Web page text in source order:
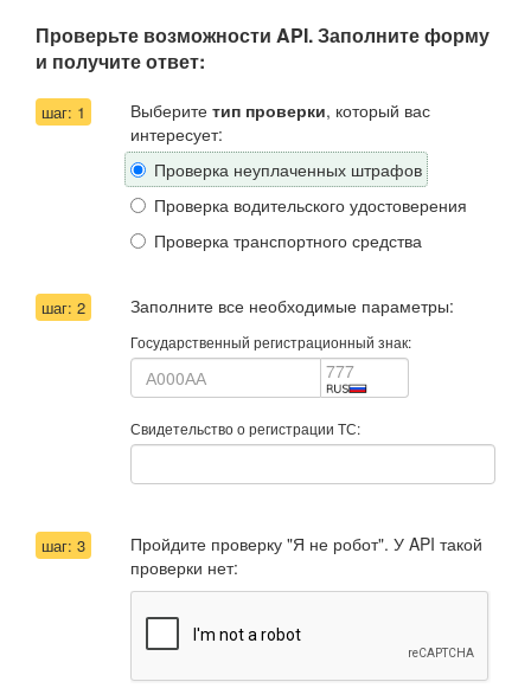
Проверьте возможности API. Заполните форму
и получите ответ:
шаг: 1 Выберите тип проверки, который вас
интересует:
Проверка неуплаченных штрафов
Проверка водительского удостоверения
Проверка транспортного средства
шаг: 2 Заполните все необходимые параметры:
Государственный регистрационный знак:
Свидетельство о регистрации ТС:
шаг: 3
Пройдите проверку "Я не робот". У API такой
проверки нет: